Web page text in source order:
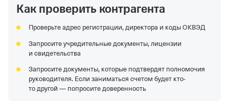
Наименование территориального органа
Страхования Российской Федерации по гор. Москве и
Московской обл.
Как проверить контрагента
Проверьте адрес регистрации, директора и коды ОКВЭД
Запросите учредительные документы, лицензии
и свидетельства
Запросите документы, которые подтвердят полномочия
руководителя. Если заниматься счетом будет кто-
то другой — попросите доверенность